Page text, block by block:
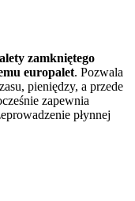
zamkniętego
europalet. Pozwala
pieniędzy, a przede
zapewnia
płynnej